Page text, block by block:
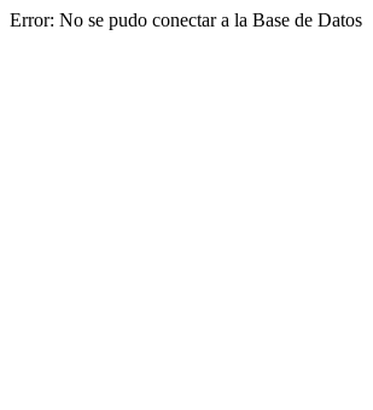
Error: No se pudo conectar a la Base de Datos